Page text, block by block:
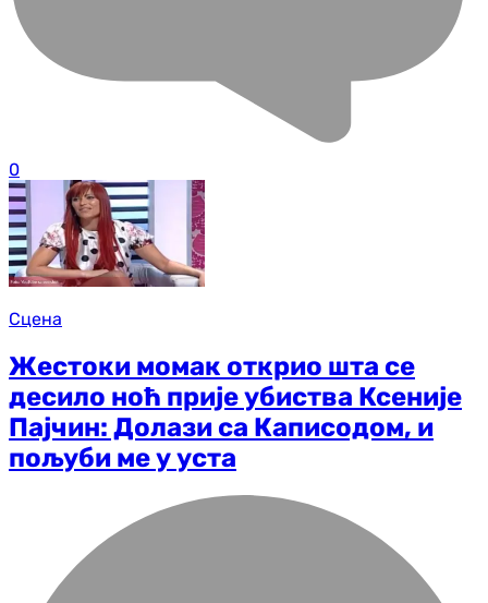
0
Сцена
Жестоки момак открио шта се
десило ноћ прије убиства Ксеније
Пајчин: Долази са Каписодом, и
пољуби ме у уста